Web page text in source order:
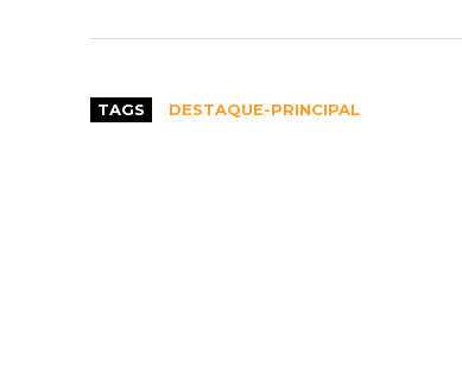
TAGS DESTAQUE-PRINCIPAL